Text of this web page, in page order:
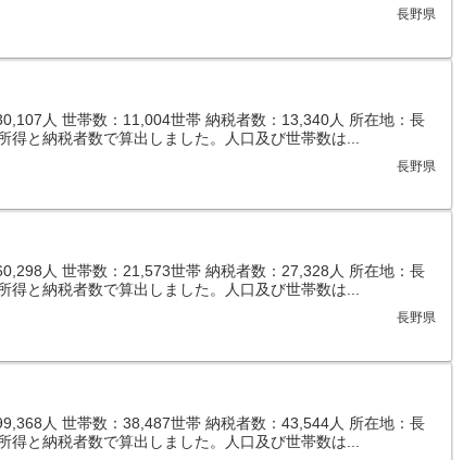
長野県
人 世帯数：11,004世帯 納税者数：13,340人 所在地：長
と納税者数で算出しました。人口及び世帯数は...
長野県
人 世帯数：21,573世帯 納税者数：27,328人 所在地：長
得と納税者数で算出しました。人口及び世帯数は...
長野県
人 世帯数：38,487世帯 納税者数：43,544人 所在地：長
と納税者数で算出しました。人口及び世帯数は...